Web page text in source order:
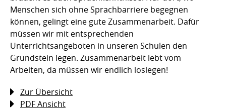
Menschen sich ohne Sprachbarriere begegnen
können, gelingt eine gute Zusammenarbeit. Dafür
müssen wir mit entsprechenden
Unterrichtsangeboten in unseren Schulen den
Grundstein legen. Zusammenarbeit lebt vom
Arbeiten, da müssen wir endlich loslegen!
Zur Übersicht
PDF Ansicht